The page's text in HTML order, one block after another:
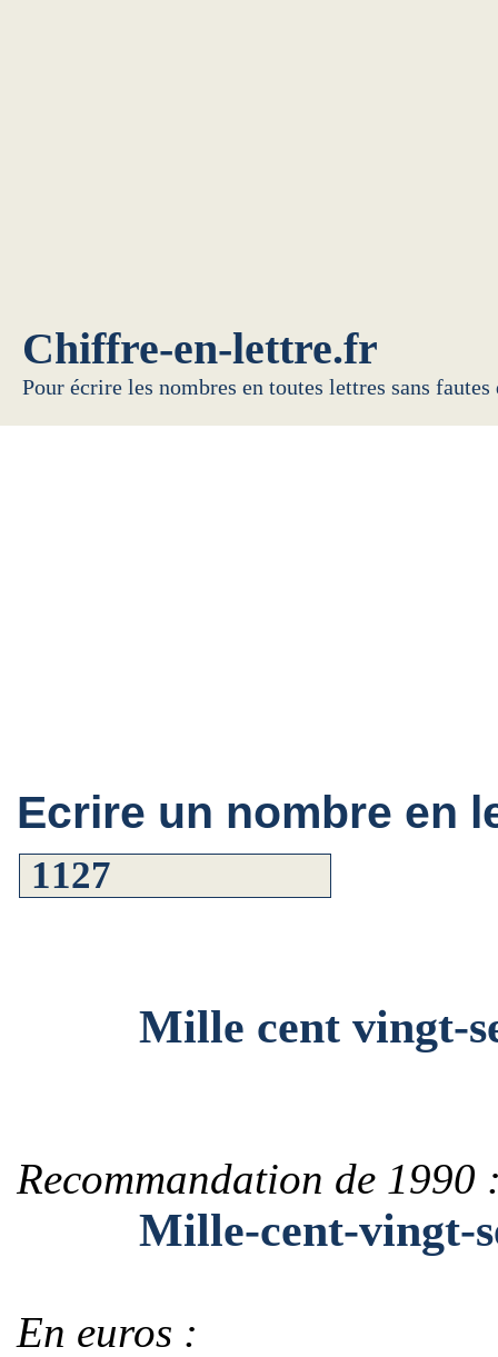
Chiffre-en-lettre.fr
Pour écrire les nombres en toutes lettres sans
Ecrire un nombre en
Mille cent vingt-
Recommandation de 1990
Mille-cent-vingt-
En euros :